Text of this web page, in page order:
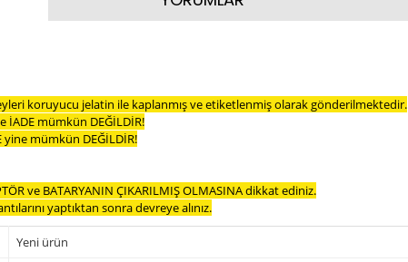
koruyucu jelatin ile kaplanmış ve etiketlenmiş olarak gönderilmektedir.
mümkün DEĞİLDİR!
yine mümkün DEĞİLDİR!
ve BATARYANIN ÇIKARILMIŞ OLMASINA dikkat ediniz.
yaptıktan sonra devreye alınız.
Yeni ürün